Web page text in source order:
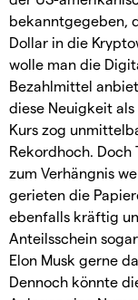
bekanntgegeben,
Dollar in die
wolle man die
Bezahlmittel
diese Neuigkeit
Kurs zog
Rekordhoch. Doch
zum Verhängnis
gerieten die
ebenfalls kräftig
Anteilsschein
Elon Musk gerne
Dennoch könnte